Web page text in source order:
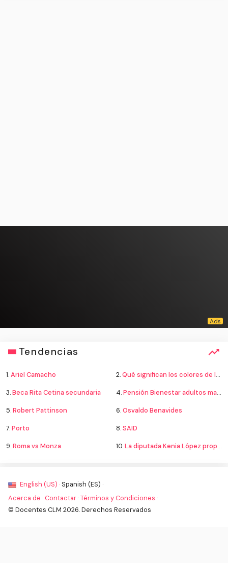
Tendencias
1.Ariel Camacho 2.Qué significan los colores de la bandera
3.Beca Rita Cetina secundaria 4.Pensión Bienestar adultos mayores
5.Robert Pattinson 6.Osvaldo Benavides
7.Porto 8.SAID
9.Roma vs Monza 10.La diputada Kenia López propone cambiar el nombre del país a México
English (US) · Spanish (ES) ·
Acerca de · Contactar ·Términos y Condiciones ·
© Docentes CLM 2026. Derechos Reservados